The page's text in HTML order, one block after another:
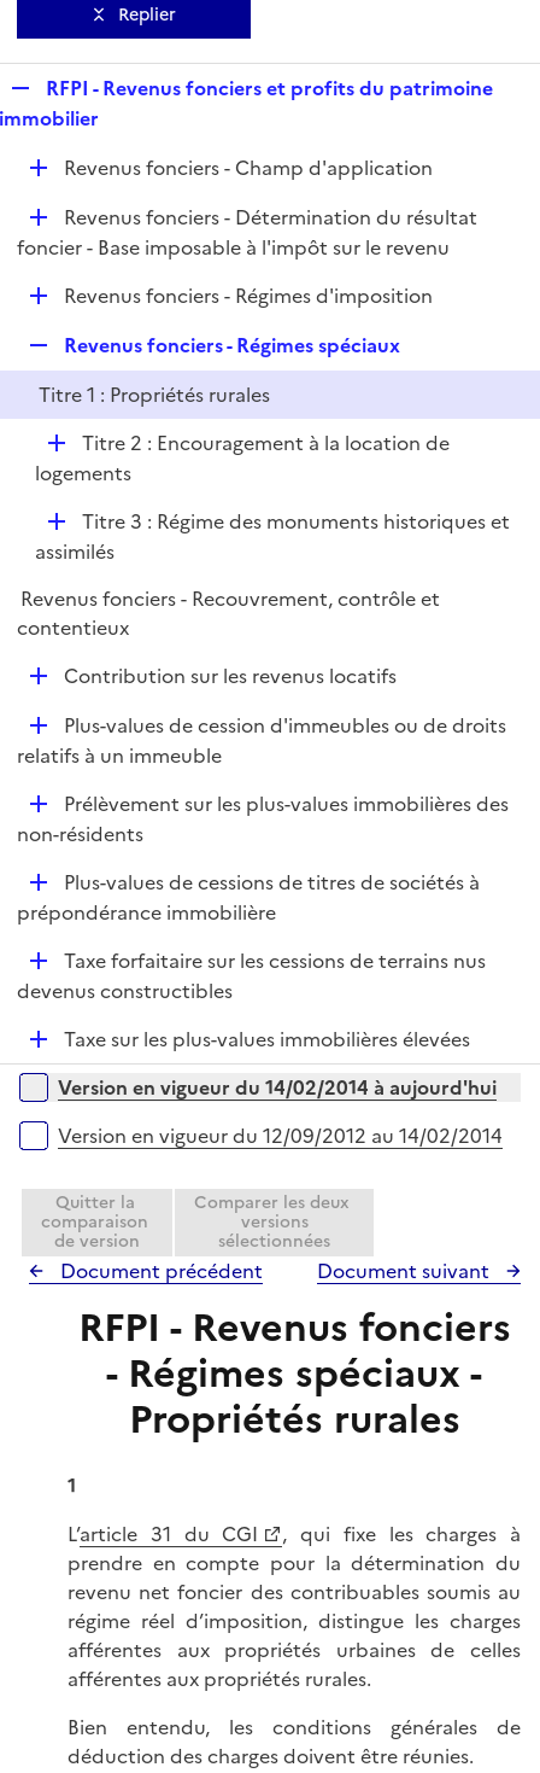
Replier
e
l
i
e
r
RFPI - Revenus fonciers et profits du patrimoine
immobilier
D
l
Revenus fonciers - Champ d'application
D
é
r
Revenus fonciers - Détermination du résultat
foncier - Base imposable à l'impôt sur le revenu
D
l
i
e
r
Revenus fonciers - Régimes d'imposition
e
p
l
i
e
r
Revenus fonciers - Régimes spéciaux
Titre 1 : Propriétés rurales
D
é
i
r
Titre 2 : Encouragement à la location de
logements
D
é
l
i
e
Titre 3 : Régime des monuments historiques et
assimilés
Revenus fonciers - Recouvrement, contrôle et
contentieux
D
l
Contribution sur les revenus locatifs
D
é
i
Plus-values de cession d'immeubles ou de droits
relatifs à un immeuble
D
é
i
Prélèvement sur les plus-values immobilières des
non-résidents
D
é
i
Plus-values de cessions de titres de sociétés à
prépondérance immobilière
D
é
e
r
Taxe forfaitaire sur les cessions de terrains nus
devenus constructibles
D
é
p
e
r
Taxe sur les plus-values immobilières élevées
Versions sur la période
Version en vigueur du 14/02/2014 à aujourd'hui
Version en vigueur du 12/09/2012 au 14/02/2014
Quitter la
comparaison
de version
Comparer les deux
versions
sélectionnées
Document précédent Document suivant
RFPI - Revenus fonciers
- Régimes spéciaux -
Propriétés rurales
1
L’article 31 du CGI
, qui fixe les charges à
prendre en compte pour la détermination du
revenu net foncier des contribuables soumis au
régime réel d’imposition, distingue les charges
afférentes aux propriétés urbaines de celles
afférentes aux propriétés rurales.
Bien entendu, les conditions générales de
déduction des charges doivent être réunies.